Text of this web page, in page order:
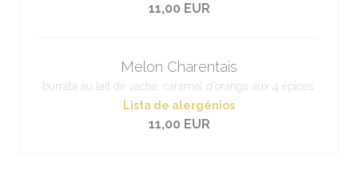
11,00 EUR
Melon Charentais
burrata au lait de vache, caramel d'orange aux 4 épices.
Lista de alergénios
11,00 EUR